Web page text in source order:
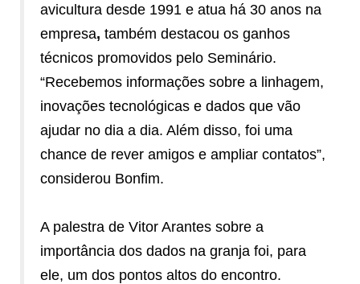
avicultura desde 1991 e atua há 30 anos na
empresa, também destacou os ganhos
técnicos promovidos pelo Seminário.
“Recebemos informações sobre a linhagem,
inovações tecnológicas e dados que vão
ajudar no dia a dia. Além disso, foi uma
chance de rever amigos e ampliar contatos”,
considerou Bonfim.
A palestra de Vitor Arantes sobre a
importância dos dados na granja foi, para
ele, um dos pontos altos do encontro.